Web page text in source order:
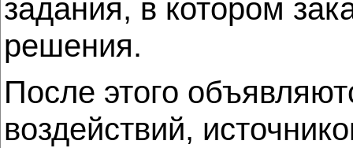
задания, в котором
решения.
После этого
воздействий,